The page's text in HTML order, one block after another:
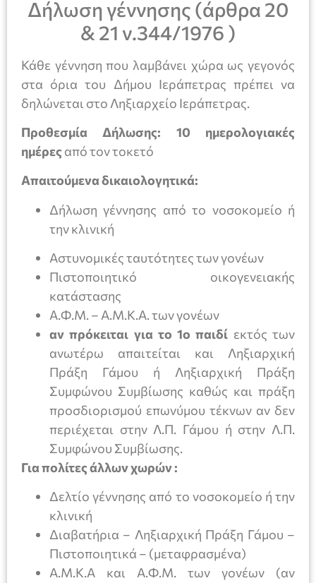
Δήλωση γέννησης (άρθρα 20
& 21 ν.344/1976 )
Κάθε γέννηση που λαμβάνει χώρα ως γεγονός
στα όρια του Δήμου Ιεράπετρας πρέπει να
δηλώνεται στο Ληξιαρχείο Ιεράπετρας.
Προθεσμία Δήλωσης:
10 ημερολογιακές
ημέρες από τον τοκετό
Απαιτούμενα δικαιολογητικά:
Δήλωση γέννησης από το νοσοκομείο ή
την κλινική
Αστυνομικές ταυτότητες των γονέων
Πιστοποιητικό οικογενειακής
κατάστασης
Α.Φ.Μ. – Α.Μ.Κ.Α. των γονέων
αν πρόκειται για το 1ο παιδί εκτός των
ανωτέρω απαιτείται και Ληξιαρχική
Πράξη Γάμου ή Ληξιαρχική Πράξη
Συμφώνου Συμβίωσης καθώς και πράξη
προσδιορισμού επωνύμου τέκνων αν δεν
περιέχεται στην Λ.Π. Γάμου ή στην Λ.Π.
Συμφώνου Συμβίωσης.
Για πολίτες άλλων χωρών :
Δελτίο γέννησης από το νοσοκομείο ή την
κλινική
Διαβατήρια – Ληξιαρχική Πράξη Γάμου –
Πιστοποιητικά – (μεταφρασμένα)
Α.Μ.Κ.Α και Α.Φ.Μ. των γονέων (αν